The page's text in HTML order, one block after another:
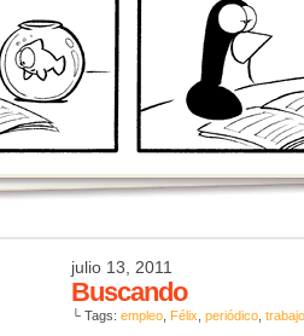
julio 13, 2011
Buscando
└ Tags: empleo Félix periódico trabajo